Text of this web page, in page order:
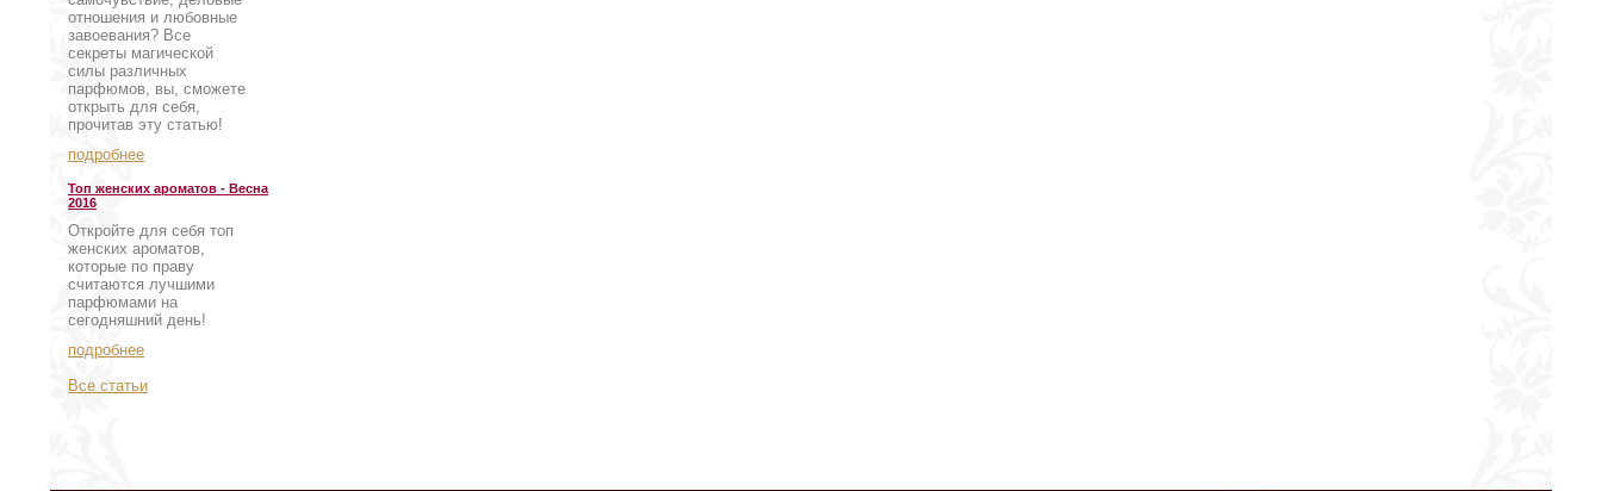
отношения и любовные
завоевания? Все
секреты магической
силы различных
парфюмов, вы, сможете
открыть для себя,
прочитав эту статью!
подробнее
Топ женских ароматов - Весна
2016
Откройте для себя топ
женских ароматов,
которые по праву
считаются лучшими
парфюмами на
сегодняшний день!
подробнее
Все статьи